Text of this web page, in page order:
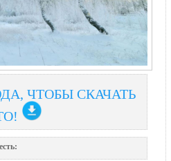
ЧТОБЫ СКАЧАТЬ